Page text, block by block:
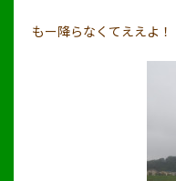
もー降らなくてええよ！